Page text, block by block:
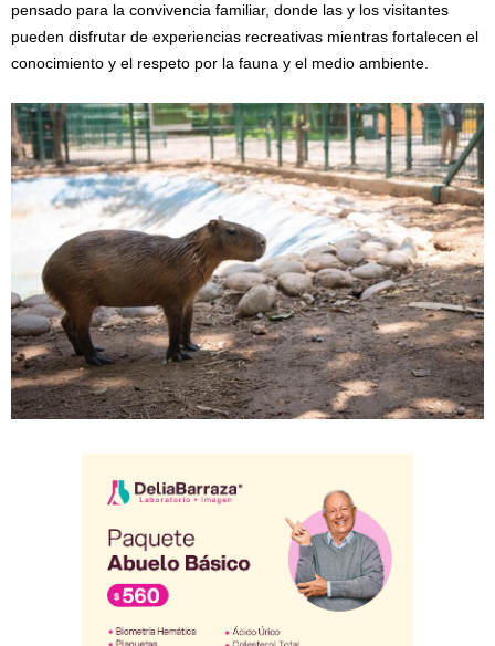
pensado para la convivencia familiar, donde las y los visitantes
pueden disfrutar de experiencias recreativas mientras fortalecen el
conocimiento y el respeto por la fauna y el medio ambiente.